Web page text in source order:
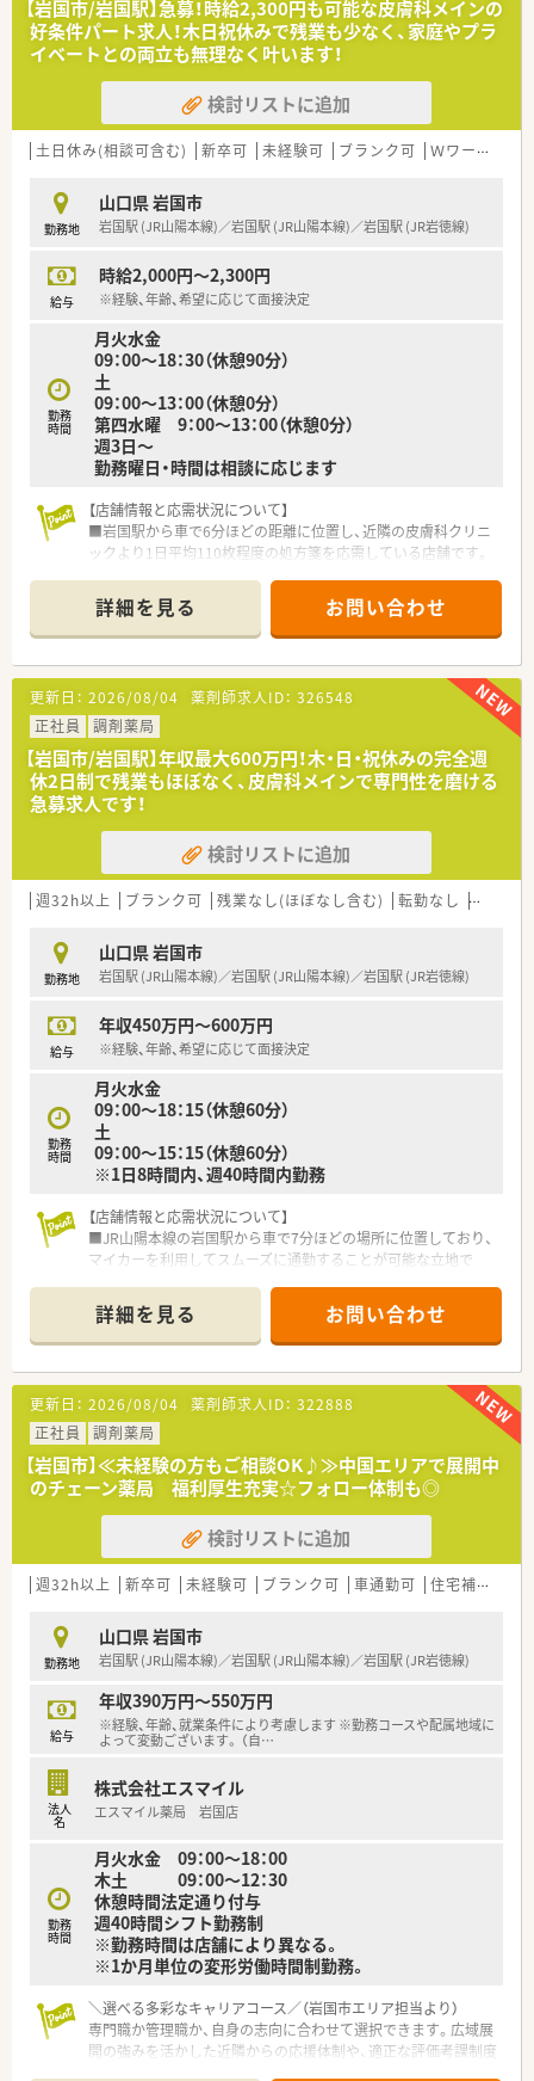
■代表取締役はパワフルで明るい女性の方が務めており、社員同
士のコミュニケーションやチームワークを非常に大切にしてい
ます。
■社長のご子息やご令嬢が店舗事務のラウンダーとして活躍さ
れており、家族経営ならではのアットホームな雰囲気がある法人
です。
【岩国市/岩国駅】急募！時給2,300円も可能な皮膚科メインの
好条件パート求人！木日祝休みで残業も少なく、家庭やプラ
イベートとの両立も無理なく叶います！
検討リストに追加
土日休み(相談可含む) 新卒可 未経験可 ブランク可 Ｗワーク可
勤務地
山口県 岩国市
岩国駅 (JR山陽本線)／岩国駅 (JR山陽本線)／岩国駅 (JR岩徳線)
給与
時給2,000円～2,300円
※経験、年齢、希望に応じて面接決定
勤務
時間
月火水金
09：00～18：30（休憩90分）
土
09：00～13：00（休憩0分）
第四水曜 9：00～13：00（休憩0分）
週3日～
勤務曜日・時間は相談に応じます
【店舗情報と応需状況について】
■岩国駅から車で6分ほどの距離に位置し、近隣の皮膚科クリニ
ックより1日平均110枚程度の処方箋を応需している店舗です。
を集中的に学びながら、スピーディーかつ正確な調剤スキルが磨
けます。
■薬剤師は常時2名から3名体制を予定しており、60代のベテラ
ンから若手まで幅広い層が協力し合って業務を分担していま
す。
【募集背景と求める人物像について】
■即戦力として活躍いただける方を急募しています。
■周囲とのコミュニケーションを大切にし、お互いに助け合いな
がら円滑に業務を進められる協調性のある方を強く求めていま
す。
■電子薬歴の導入やPC操作が必要な業務があるため、基本的な
デジタルツールの操作に抵抗がなくスムーズに対応できる方を
募集します。
■山口県岩国市内にて地域密着型の2店舗を展開しており、各店
舗が車で5分圏内にあるため医薬品の融通や応援体制が非常に強
固です。
ートしており、家族経営ならではの風通しの良さと安定感がござ
います。
があればすぐに相談し解決できるバックアップ体制が整ってい
ます。
詳細を見る お問い合わせ
更新日： 2026/08/04 薬剤師求人ID： 326548
正社員
調剤薬局
【岩国市/岩国駅】年収最大600万円！木・日・祝休みの完全週
休2日制で残業もほぼなく、皮膚科メインで専門性を磨ける
急募求人です！
検討リストに追加
週32h以上 ブランク可 残業なし(ほぼなし含む) 転勤なし 車通勤
勤務地
山口県 岩国市
岩国駅 (JR山陽本線)／岩国駅 (JR山陽本線)／岩国駅 (JR岩徳線)
給与
年収450万円～600万円
※経験、年齢、希望に応じて面接決定
勤務
時間
月火水金
09：00～18：15（休憩60分）
土
09：00～15：15（休憩60分）
※1日8時間内、週40時間内勤務
【店舗情報と応需状況について】
■JR山陽本線の岩国駅から車で7分ほどの場所に位置しており、
マイカーを利用してスムーズに通勤することが可能な立地で
■隣接するクリニックより皮膚科の処方箋をメインに1日平均
110枚ほど応需しており、冬場や繁忙期も協力して対応していま
す。
■現在は産休中のスタッフやヘルプを含めて常時2名から3名体
制を維持しており、調剤事務3名と共に円滑に業務を回していま
す。
【募集背景と求める人物像について】
■欠員補充と将来を見据えた世代交代を目的としており、地域医
療に貢献しながら長く一緒に働いていただける方を急募してい
ます。
■何よりもチームワークと協調性を大切にしているため、周囲の
スタッフと互いに助け合いながら業務に取り組める方を求めて
います。
ひとりに対して常に丁寧で温かい対応を心掛けられる方を歓迎
します。
【法人特徴について】
■山口県岩国市内にて調剤薬局を2店舗展開しており、地域住民
の健やかな暮らしを支える地域密着型の運営を続けている法人
です。
■運営する全店舗が車で5分程度の至近距離に点在しているた
め、薬品の不足や急な欠員時にも即座に助け合える体制が整って
います。
耳を傾ける風通しの良いアットホームな社風が大きな特徴で
す。
詳細を見る お問い合わせ
更新日： 2026/08/04 薬剤師求人ID： 322888
正社員
調剤薬局
【岩国市】≪未経験の方もご相談OK♪≫中国エリアで展開中
のチェーン薬局 福利厚生充実☆フォロー体制も◎
検討リストに追加
週32h以上 新卒可 未経験可 ブランク可 車通勤可 住宅補助(手当)あり
勤務地
山口県 岩国市
岩国駅 (JR山陽本線)／岩国駅 (JR山陽本線)／岩国駅 (JR岩徳線)
給与
年収390万円～550万円
※経験、年齢、就業条件により考慮します ※勤務コースや配属地域に
よって変動ございます。 （自…
法人
名
株式会社エスマイル
エスマイル薬局 岩国店
勤務
時間
月火水金 09：00～18：00
木土 09：00～12：30
休憩時間法定通り付与
週40時間シフト勤務制
※勤務時間は店舗により異なる。
※1か月単位の変形労働時間制勤務。
＼選べる多彩なキャリアコース／（岩国市エリア担当より）
専門職か管理職か、自身の志向に合わせて選択できます。広域展
開の強みを活かした近隣からの応援体制や、適正な評価考課制度